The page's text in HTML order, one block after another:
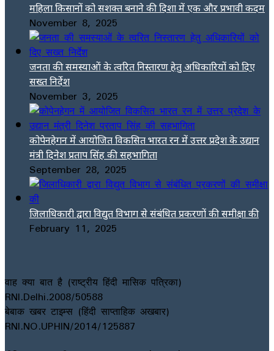
महिला किसानों को सशक्त बनाने की दिशा में एक और प्रभावी कदम
November 8, 2025
जनता की समस्याओं के त्वरित निस्तारण हेतु अधिकारियों को दिए
सख्त निर्देश
November 3, 2025
कोपेनहेगन में आयोजित विकसित भारत रन में उत्तर प्रदेश के उद्यान
मंत्री दिनेश प्रताप सिंह की सहभागिता
September 28, 2025
जिलाधिकारी द्वारा विद्युत विभाग से संबंधित प्रकरणों की समीक्षा की
February 11, 2025
वाह क्या बात है (राष्ट्रीय हिंदी मासिक पत्रिका)
RNI.Delhi.2008/50588
बेबाक खबर टाइम्स (हिंदी साप्ताहिक अखबार)
RNI.NO.UPHIN/2014/125887